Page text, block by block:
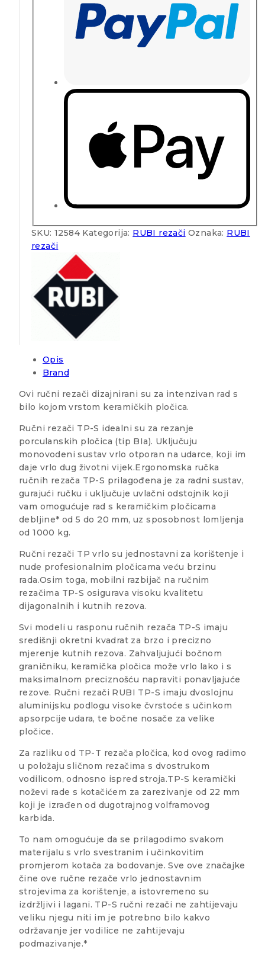
SKU: 12584 Kategorija: RUBI rezači Oznaka: RUBI
rezači
Opis
Brand
Ovi ručni rezači dizajnirani su za intenzivan rad s
bilo kojom vrstom keramičkih pločica.
Ručni rezači TP-S idealni su za rezanje
porculanskih pločica (tip BIa). Uključuju
monovodeni sustav vrlo otporan na udarce, koji im
daje vrlo dug životni vijek.Ergonomska ručka
ručnih rezača TP-S prilagođena je za radni sustav,
gurajući ručku i uključuje uvlačni odstojnik koji
vam omogućuje rad s keramičkim pločicama
debljine* od 5 do 20 mm, uz sposobnost lomljenja
od 1000 kg.
Ručni rezači TP vrlo su jednostavni za korištenje i
nude profesionalnim pločicama veću brzinu
rada.Osim toga, mobilni razbijač na ručnim
rezačima TP-S osigurava visoku kvalitetu
dijagonalnih i kutnih rezova.
Svi modeli u rasponu ručnih rezača TP-S imaju
središnji okretni kvadrat za brzo i precizno
mjerenje kutnih rezova. Zahvaljujući bočnom
graničniku, keramička pločica može vrlo lako i s
maksimalnom preciznošću napraviti ponavljajuće
rezove. Ručni rezači RUBI TP-S imaju dvoslojnu
aluminijsku podlogu visoke čvrstoće s učinkom
apsorpcije udara, te bočne nosače za velike
pločice.
Za razliku od TP-T rezača pločica, kod ovog radimo
u položaju sličnom rezačima s dvostrukom
vodilicom, odnosno ispred stroja.TP-S keramički
noževi rade s kotačićem za zarezivanje od 22 mm
koji je izrađen od dugotrajnog volframovog
karbida.
To nam omogućuje da se prilagodimo svakom
materijalu s vrlo svestranim i učinkovitim
promjerom kotača za bodovanje. Sve ove značajke
čine ove ručne rezače vrlo jednostavnim
strojevima za korištenje, a istovremeno su
izdržljivi i lagani. TP-S ručni rezači ne zahtijevaju
veliku njegu niti im je potrebno bilo kakvo
održavanje jer vodilice ne zahtijevaju
podmazivanje.*